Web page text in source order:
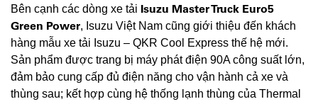
Bên cạnh các dòng xe tải Isuzu Master Truck Euro5
Green Power, Isuzu Việt Nam cũng giới thiệu đến khách
hàng mẫu xe tải Isuzu – QKR Cool Express thế hệ mới.
Sản phẩm được trang bị máy phát điện 90A công suất lớn,
đảm bảo cung cấp đủ điện năng cho vận hành cả xe và
thùng sau; kết hợp cùng hệ thống lạnh thùng của Thermal